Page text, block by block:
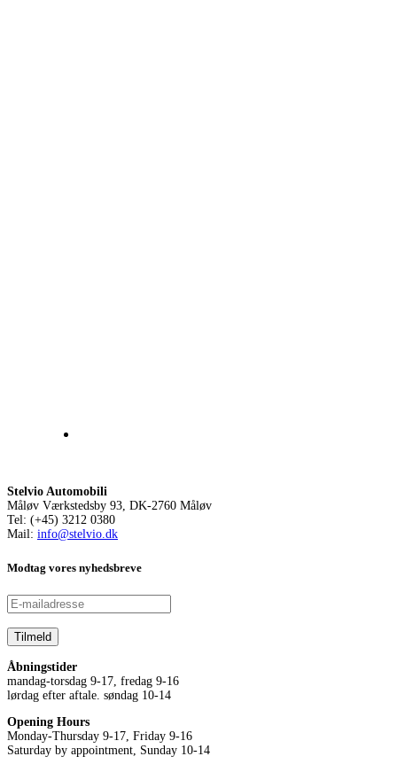
Stelvio Automobili
Måløv Værkstedsby 93, DK-2760 Måløv
Tel: (+45) 3212 0380
Mail: info@stelvio.dk
Modtag vores nyhedsbreve
Åbningstider
mandag-torsdag 9-17, fredag 9-16
lørdag efter aftale. søndag 10-14
Opening Hours
Monday-Thursday 9-17, Friday 9-16
Saturday by appointment, Sunday 10-14